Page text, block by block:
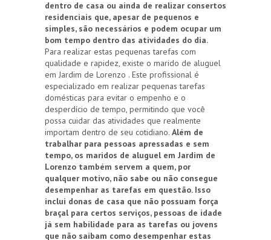
dentro de casa ou ainda de realizar consertos
residenciais que, apesar de pequenos e
simples, são necessários e podem ocupar um
bom tempo dentro das atividades do dia.
Para realizar estas pequenas tarefas com
qualidade e rapidez, existe o marido de aluguel
em Jardim de Lorenzo . Este profissional é
especializado em realizar pequenas tarefas
domésticas para evitar o empenho e o
desperdício de tempo, permitindo que você
possa cuidar das atividades que realmente
importam dentro de seu cotidiano. Além de
trabalhar para pessoas apressadas e sem
tempo, os maridos de aluguel em Jardim de
Lorenzo também servem a quem, por
qualquer motivo, não sabe ou não consegue
desempenhar as tarefas em questão. Isso
inclui donas de casa que não possuam força
braçal para certos serviços, pessoas de idade
já sem habilidade para as tarefas ou jovens
que não saibam como desempenhar estas